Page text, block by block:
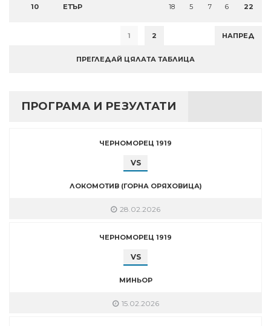
10 ЕТЪР 18 5 7 6 22
1 2 НАПРЕД
ПРЕГЛЕДАЙ ЦЯЛАТА ТАБЛИЦА
ПРОГРАМА И РЕЗУЛТАТИ
ЧЕРНОМОРЕЦ 1919
VS
ЛОКОМОТИВ (ГОРНА ОРЯХОВИЦА)
28.02.2026
ЧЕРНОМОРЕЦ 1919
VS
МИНЬОР
15.02.2026